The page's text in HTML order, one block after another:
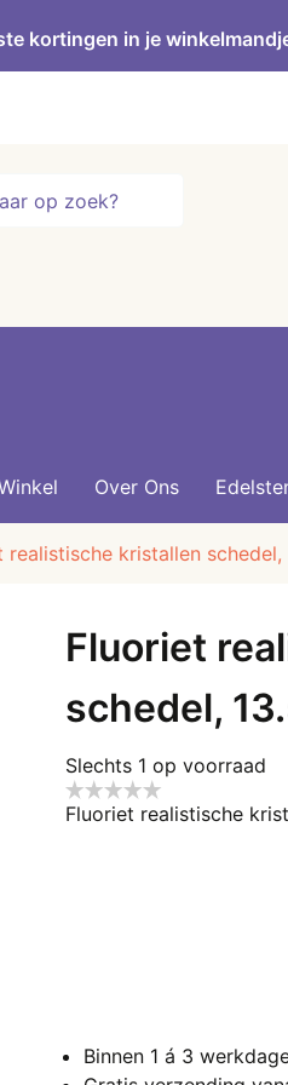
kortingen in je
Over Ons
realistische kristallen schedel,
Fluoriet
schedel,
Slechts 1 op voorraad
Fluoriet realistische
Binnen 1 á 3